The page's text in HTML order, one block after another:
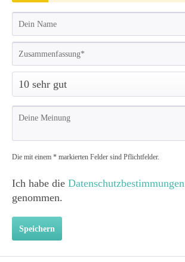
Die mit einem * markierten Felder sind Pflichtfelder.
Ich habe die Datenschutzbestimmungen
genommen.
Speichern